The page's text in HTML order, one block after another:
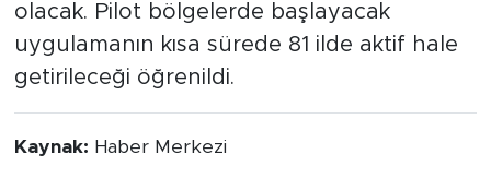
olacak. Pilot bölgelerde başlayacak
uygulamanın kısa sürede 81 ilde aktif hale
getirileceği öğrenildi.
Kaynak: Haber Merkezi